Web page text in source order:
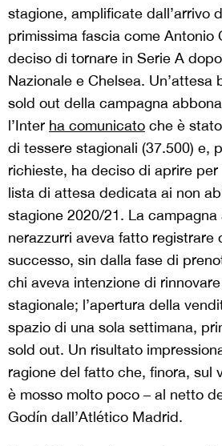
stagione, amplificate dall’arrivo
primissima fascia come Antonio
deciso di tornare in Serie A
Nazionale e Chelsea. Un’attesa
sold out della campagna
l’Inter ha comunicato che è
di tessere stagionali (37.500) e,
richieste, ha deciso di aprire
lista di attesa dedicata ai non
stagione 2020/21. La
nerazzurri aveva fatto registrare
successo, sin dalla fase di
chi aveva intenzione di
stagionale; l’apertura della
spazio di una sola settimana,
sold out. Un risultato
ragione del fatto che, finora, sul
è mosso molto poco – al netto
Godín dall’Atlético Madrid.